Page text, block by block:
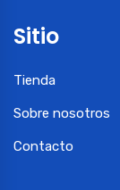
Sitio
Tienda
Sobre nosotros
Contacto